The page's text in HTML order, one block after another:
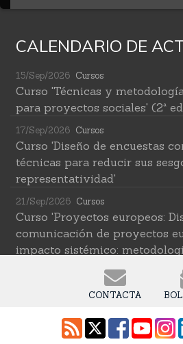
CALENDARIO DE
15/Sep/2026 Cursos
Curso 'Técnicas y
para proyectos sociales' (2ª
17/Sep/2026 Cursos
Curso 'Diseño de encuestas
técnicas para reducir sus
representatividad'
21/Sep/2026 Cursos
Curso 'Proyectos europeos:
comunicación de proyectos
impacto sistémico:
Cambio transformativa'
Cursos
ciencias sociales' (2ª edición)
CONTACTA